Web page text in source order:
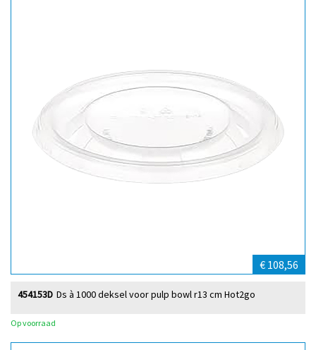
€ 108,56
Ds à 1000 deksel voor pulp bowl r13 cm Hot2go
454153D
Op voorraad